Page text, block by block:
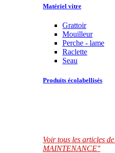
Matériel vitre
Grattoir
Mouilleur
Perche - lame
Raclette
Seau
Produits écolabellisés
Voir tous les articles
MAINTENANCE"